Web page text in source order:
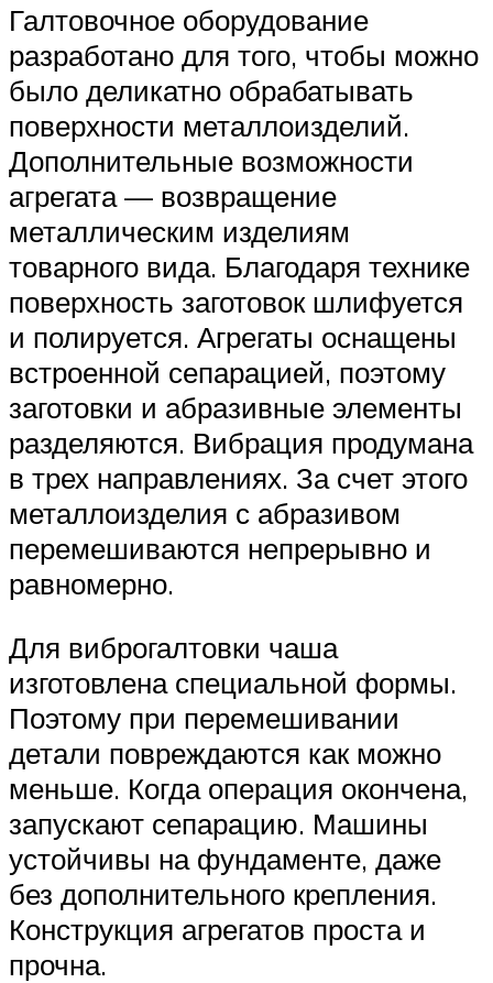
Галтовочное оборудование
разработано для того, чтобы можно
было деликатно обрабатывать
поверхности металлоизделий.
Дополнительные возможности
агрегата — возвращение
металлическим изделиям
товарного вида. Благодаря технике
поверхность заготовок шлифуется
и полируется. Агрегаты оснащены
встроенной сепарацией, поэтому
заготовки и абразивные элементы
разделяются. Вибрация продумана
в трех направлениях. За счет этого
металлоизделия с абразивом
перемешиваются непрерывно и
равномерно.
Для виброгалтовки чаша
изготовлена специальной формы.
Поэтому при перемешивании
детали повреждаются как можно
меньше. Когда операция окончена,
запускают сепарацию. Машины
устойчивы на фундаменте, даже
без дополнительного крепления.
Конструкция агрегатов проста и
прочна.